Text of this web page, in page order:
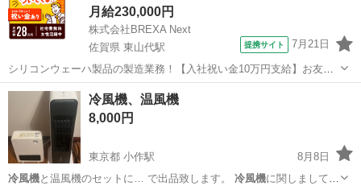
月給230,000円
株式会社BREXA Next
佐賀県 東山代駅
提携サイト 7月21日
シリコンウェーハ製品の製造業務！【入社祝い金10万円支給】お友達
やカップルとの応募OK◎年間休日129日＆休出なしでプライベート充
実♪業務はクリーンルームで快適作業◎自社正社員登用制度あり★1食
300円～の格安食堂あり！《佐...
佐賀 伊万里市 東山代駅 その他
冷風機、温風機
8,000円
東京都 小作駅
8月8日
冷風機と温風機のセットに… で出品致します。 冷風機に関しましては